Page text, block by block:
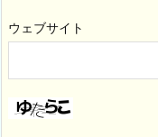
ウェブサイト